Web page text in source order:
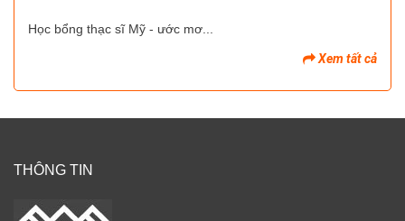
Học bổng thạc sĩ Mỹ - ước mơ...
Xem tất cả
THÔNG TIN